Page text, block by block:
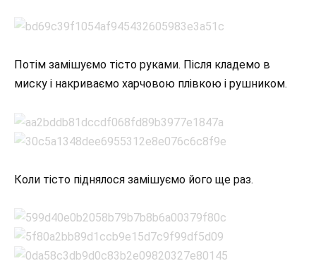
Потім замішуємо тісто руками. Після кладемо в
миску і накриваємо харчовою плівкою і рушником.
Коли тісто піднялося замішуємо його ще раз.